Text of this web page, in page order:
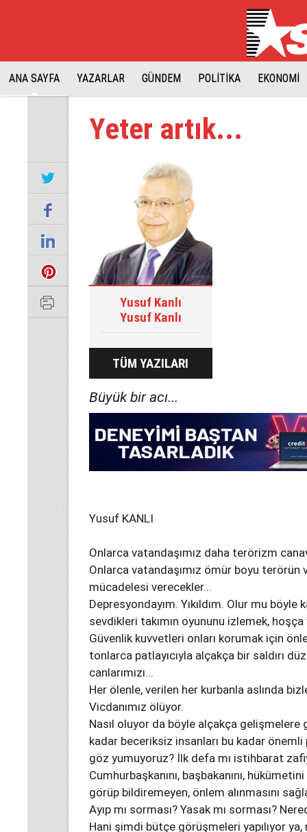
ANA SAYFA YAZARLAR GÜNDEM POLİTİKA EKONOMİ
Yeter artık...
Yusuf Kanlı
Yusuf Kanlı
TÜM YAZILARI
Büyük bir acı...
Yusuf KANLI
Onlarca vatandaşımız daha terörizm
Onlarca vatandaşımız ömür boyu terörün
mücadelesi verecekler...
Depresyondayım. Yıkıldım. Olur mu
sevdikleri takımın oyununu izlemek,
Güvenlik kuvvetleri onları korumak için
tonlarca patlayıcıyla alçakça bir saldırı
canlarımızı...
Her ölenle, verilen her kurbanla aslında
Vicdanımız ölüyor.
Nasıl oluyor da böyle alçakça gelişmelere
kadar beceriksiz insanları bu kadar
göz yumuyoruz? İlk defa mı istihbarat
Cumhurbaşkanını, başbakanını,
görüp bildiremeyen, önlem alınmasını
Ayıp mı sorması? Yasak mı sorması?
Hani şimdi bütçe görüşmeleri yapılıyor ya,